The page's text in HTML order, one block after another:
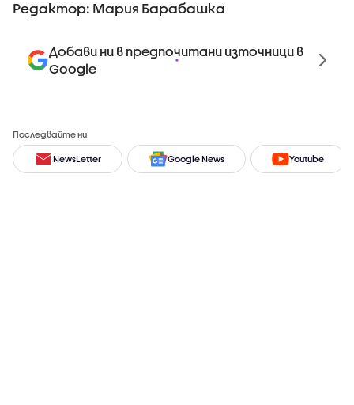
Редактор: Мария Барабашка
Добави ни в предпочитани източници в
Google
Последвайте ни
NewsLetter Google News Youtube